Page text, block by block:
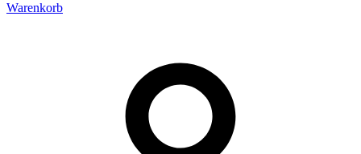
Warenkorb